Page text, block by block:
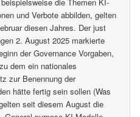
und Verbote abbilden, gelten
diesen Jahres. Der just
2. August 2025 markierte
der Governance Vorgaben,
dem ein nationales
zur Benennung der
hätte fertig sein sollen (Was
seit diesem August die